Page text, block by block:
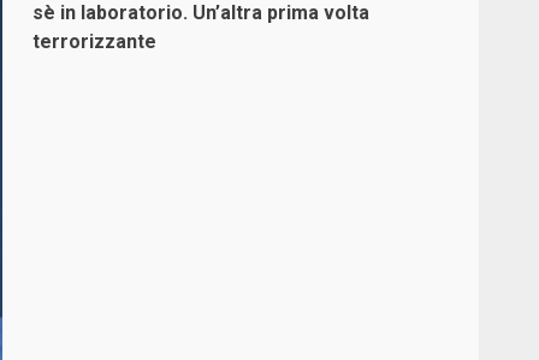
sè in laboratorio. Un’altra prima volta
terrorizzante